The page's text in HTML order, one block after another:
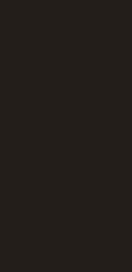
Tmax 500°